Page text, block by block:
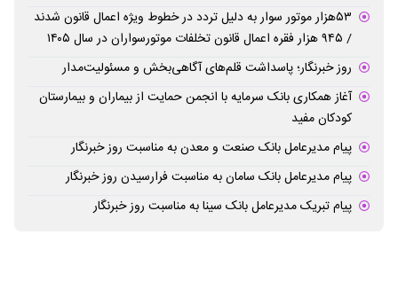
۵۳هزار موتور سوار به دلیل تردد در خطوط ویژه اعمال قانون شدند
/ ۹۴۵ هزار فقره اعمال قانون تخلفات موتورسواران در سال ۱۴۰۵
روز خبرنگار؛ پاسداشت قلم‌های آگاهی‌بخش و مسئولیت‌مدار
آغاز همکاری بانک سرمایه با انجمن حمایت از بیماران و بیمارستان
کودکان مفید
پیام مدیرعامل بانک صنعت و معدن به مناسبت روز خبرنگار
پیام مدیرعامل بانک سامان به مناسبت فرارسیدن روز خبرنگار
پیام تبریک مدیرعامل بانک سینا به مناسبت روز خبرنگار